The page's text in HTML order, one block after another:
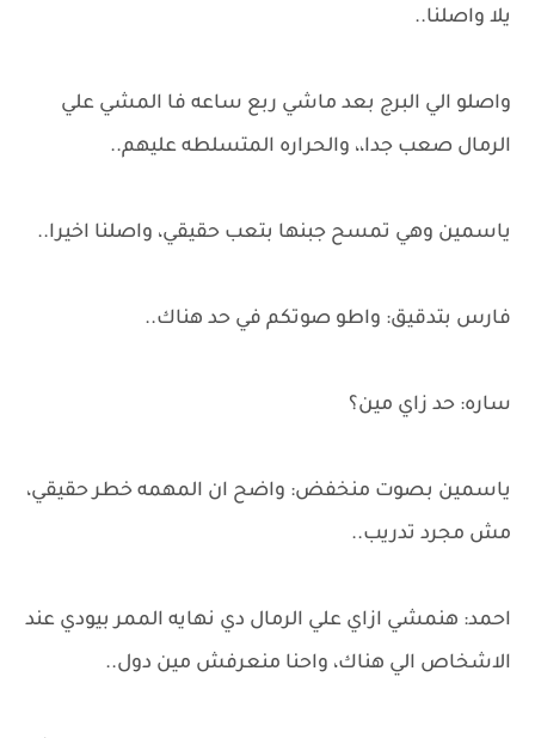
يلا واصلنا..
واصلو الي البرج بعد ماشي ربع ساعه فا المشي علي
الرمال صعب جدا،، والحراره المتسلطه عليهم..
ياسمين وهي تمسح جبنها بتعب حقيقي، واصلنا اخيرا..
فارس بتدقيق: واطو صوتكم في حد هناك..
ساره: حد زاي مين؟
ياسمين بصوت منخفض: واضح ان المهمه خطر حقيقي،
مش مجرد تدريب..
احمد: هنمشي ازاي علي الرمال دي نهايه الممر بيودي عند
الاشخاص الي هناك، واحنا منعرفش مين دول..